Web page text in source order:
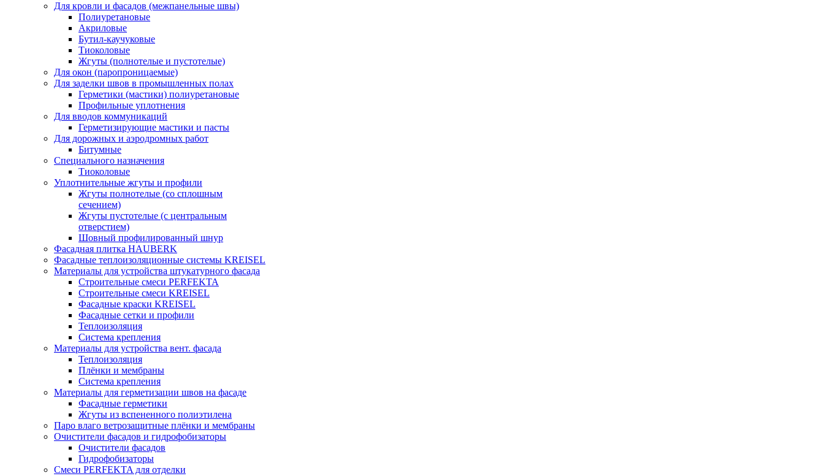
Для кровли и фасадов (межпанельные швы)
Полиуретановые
Акриловые
Бутил-каучуковые
Тиоколовые
Жгуты (полнотелые и пустотелые)
Для окон (паропроницаемые)
Для заделки швов в промышленных полах
Герметики (мастики) полиуретановые
Профильные уплотнения
Для вводов коммуникаций
Герметизирующие мастики и пасты
Для дорожных и аэродромных работ
Битумные
Специального назначения
Тиоколовые
Уплотнительные жгуты и профили
Жгуты полнотелые (со сплошным
сечением)
Жгуты пустотелые (с центральным
отверстием)
Шовный профилированный шнур
Фасадная плитка HAUBERK
Фасадные теплоизоляционные системы KREISEL
Материалы для устройства штукатурного фасада
Строительные смеси PERFEKTA
Строительные смеси KREISEL
Фасадные краски KREISEL
Фасадные сетки и профили
Теплоизоляция
Система крепления
Материалы для устройства вент. фасада
Теплоизоляция
Плёнки и мембраны
Система крепления
Материалы для герметизации швов на фасаде
Фасадные герметики
Жгуты из вспененного полиэтилена
Паро влаго ветрозащитные плёнки и мембраны
Очистители фасадов и гидрофобизаторы
Очистители фасадов
Гидрофобизаторы
Смеси PERFEKTA для отделки